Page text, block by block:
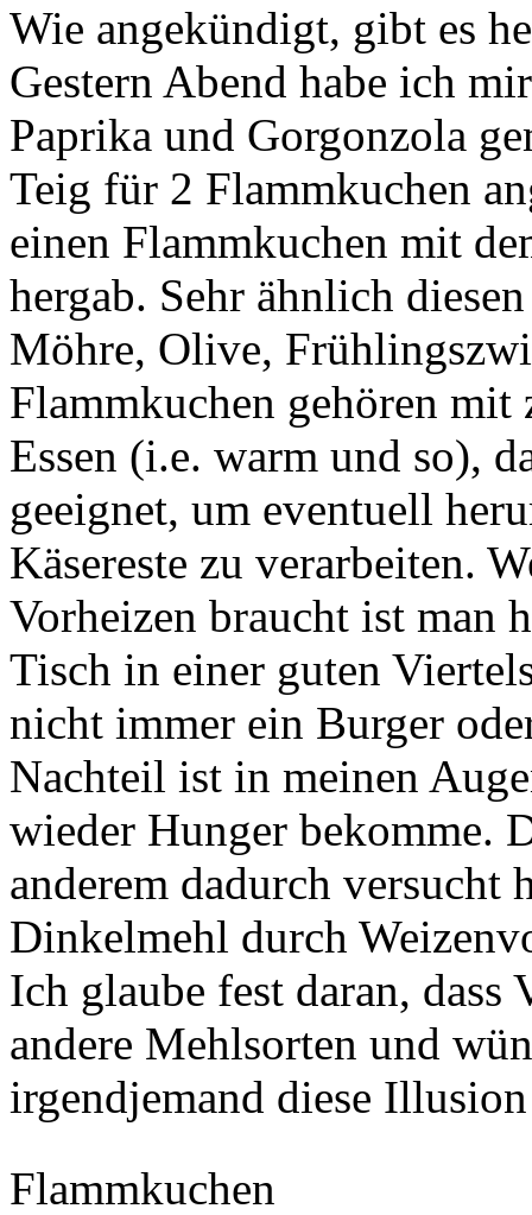
Wie angekündigt, gibt es
Gestern Abend habe ich
Paprika und Gorgonzola
Teig für 2 Flammkuchen
einen Flammkuchen mit
hergab. Sehr ähnlich
Möhre, Olive,
Flammkuchen gehören
Essen (i.e. warm und so),
geeignet, um eventuell
Käsereste zu verarbeiten.
Vorheizen braucht ist man
Tisch in einer guten
nicht immer ein Burger
Nachteil ist in meinen
wieder Hunger bekomme.
anderem dadurch versucht
Dinkelmehl durch
Ich glaube fest daran,
andere Mehlsorten und
irgendjemand diese
Flammkuchen